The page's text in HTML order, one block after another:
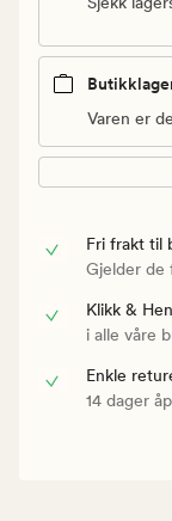
Varen er
Fri frakt til
Gjelder de
Klikk &
i alle våre
Enkle
14 dager